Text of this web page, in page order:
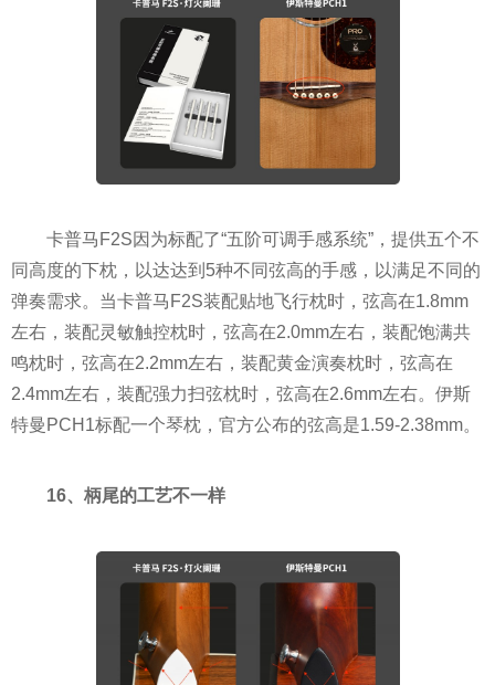
卡普马F2S因为标配了“五阶可调手感系统”，提供五个不
同高度的下枕，以达达到5种不同弦高的手感，以满足不同的
弹奏需求。当卡普马F2S装配贴地飞行枕时，弦高在1.8mm
左右，装配灵敏触控枕时，弦高在2.0mm左右，装配饱满共
鸣枕时，弦高在2.2mm左右，装配黄金演奏枕时，弦高在
2.4mm左右，装配强力扫弦枕时，弦高在2.6mm左右。伊斯
特曼PCH1标配一个琴枕，官方公布的弦高是1.59-2.38mm。
16、柄尾的工艺不一样